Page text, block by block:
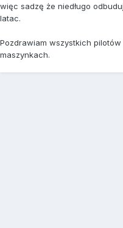
więc sadzę że niedługo
latac.
Pozdrawiam wszystkich
maszynkach.